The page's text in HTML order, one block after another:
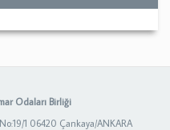
Odaları Birliği
1 06420 Çankaya/ANKARA